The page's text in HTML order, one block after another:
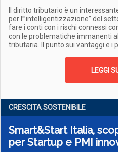
Il diritto tributario è un
per l’”intelligentizzazione” del
fare i conti con i rischi connessi
con le problematiche immanenti
tributaria. Il punto sui vantaggi e i
LEGGI
CRESCITA SOSTENIBILE
Smart&Start Italia,
per Startup e PMI